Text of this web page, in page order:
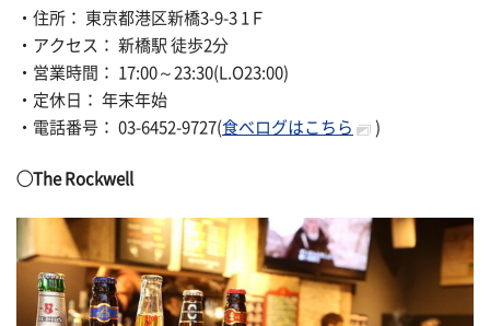
・住所： 東京都港区新橋3-9-3 1Ｆ
・アクセス： 新橋駅 徒歩2分
・営業時間： 17:00～23:30(L.O23:00)
・定休日： 年末年始
・電話番号： 03-6452-9727(食べログはこちら )
◯The Rockwell